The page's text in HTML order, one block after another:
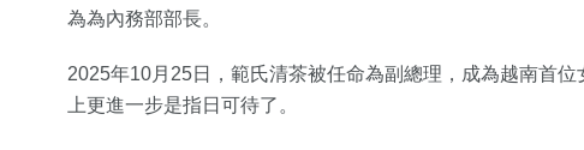
為為內務部部長。
2025年10月25日，範氏清茶被任命為副總理，成為越南首
上更進一步是指日可待了。